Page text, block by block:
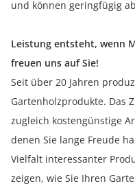
und können geringfügig
Leistung entsteht, wenn
freuen uns auf Sie!
Seit über 20 Jahren
Gartenholzprodukte. Das
zugleich kostengünstige
denen Sie lange Freude
Vielfalt interessanter
zeigen, wie Sie Ihren